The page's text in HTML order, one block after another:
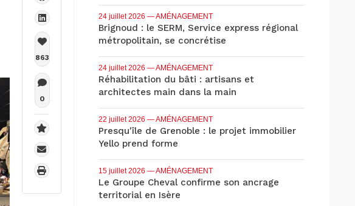
863
0
24 juillet 2026 — AMÉNAGEMENT
Brignoud : le SERM, Service express régional
métropolitain, se concrétise
24 juillet 2026 — AMÉNAGEMENT
Réhabilitation du bâti : artisans et
architectes main dans la main
22 juillet 2026 — AMÉNAGEMENT
Presqu'île de Grenoble : le projet immobilier
Yello prend forme
15 juillet 2026 — AMÉNAGEMENT
Le Groupe Cheval confirme son ancrage
territorial en Isère